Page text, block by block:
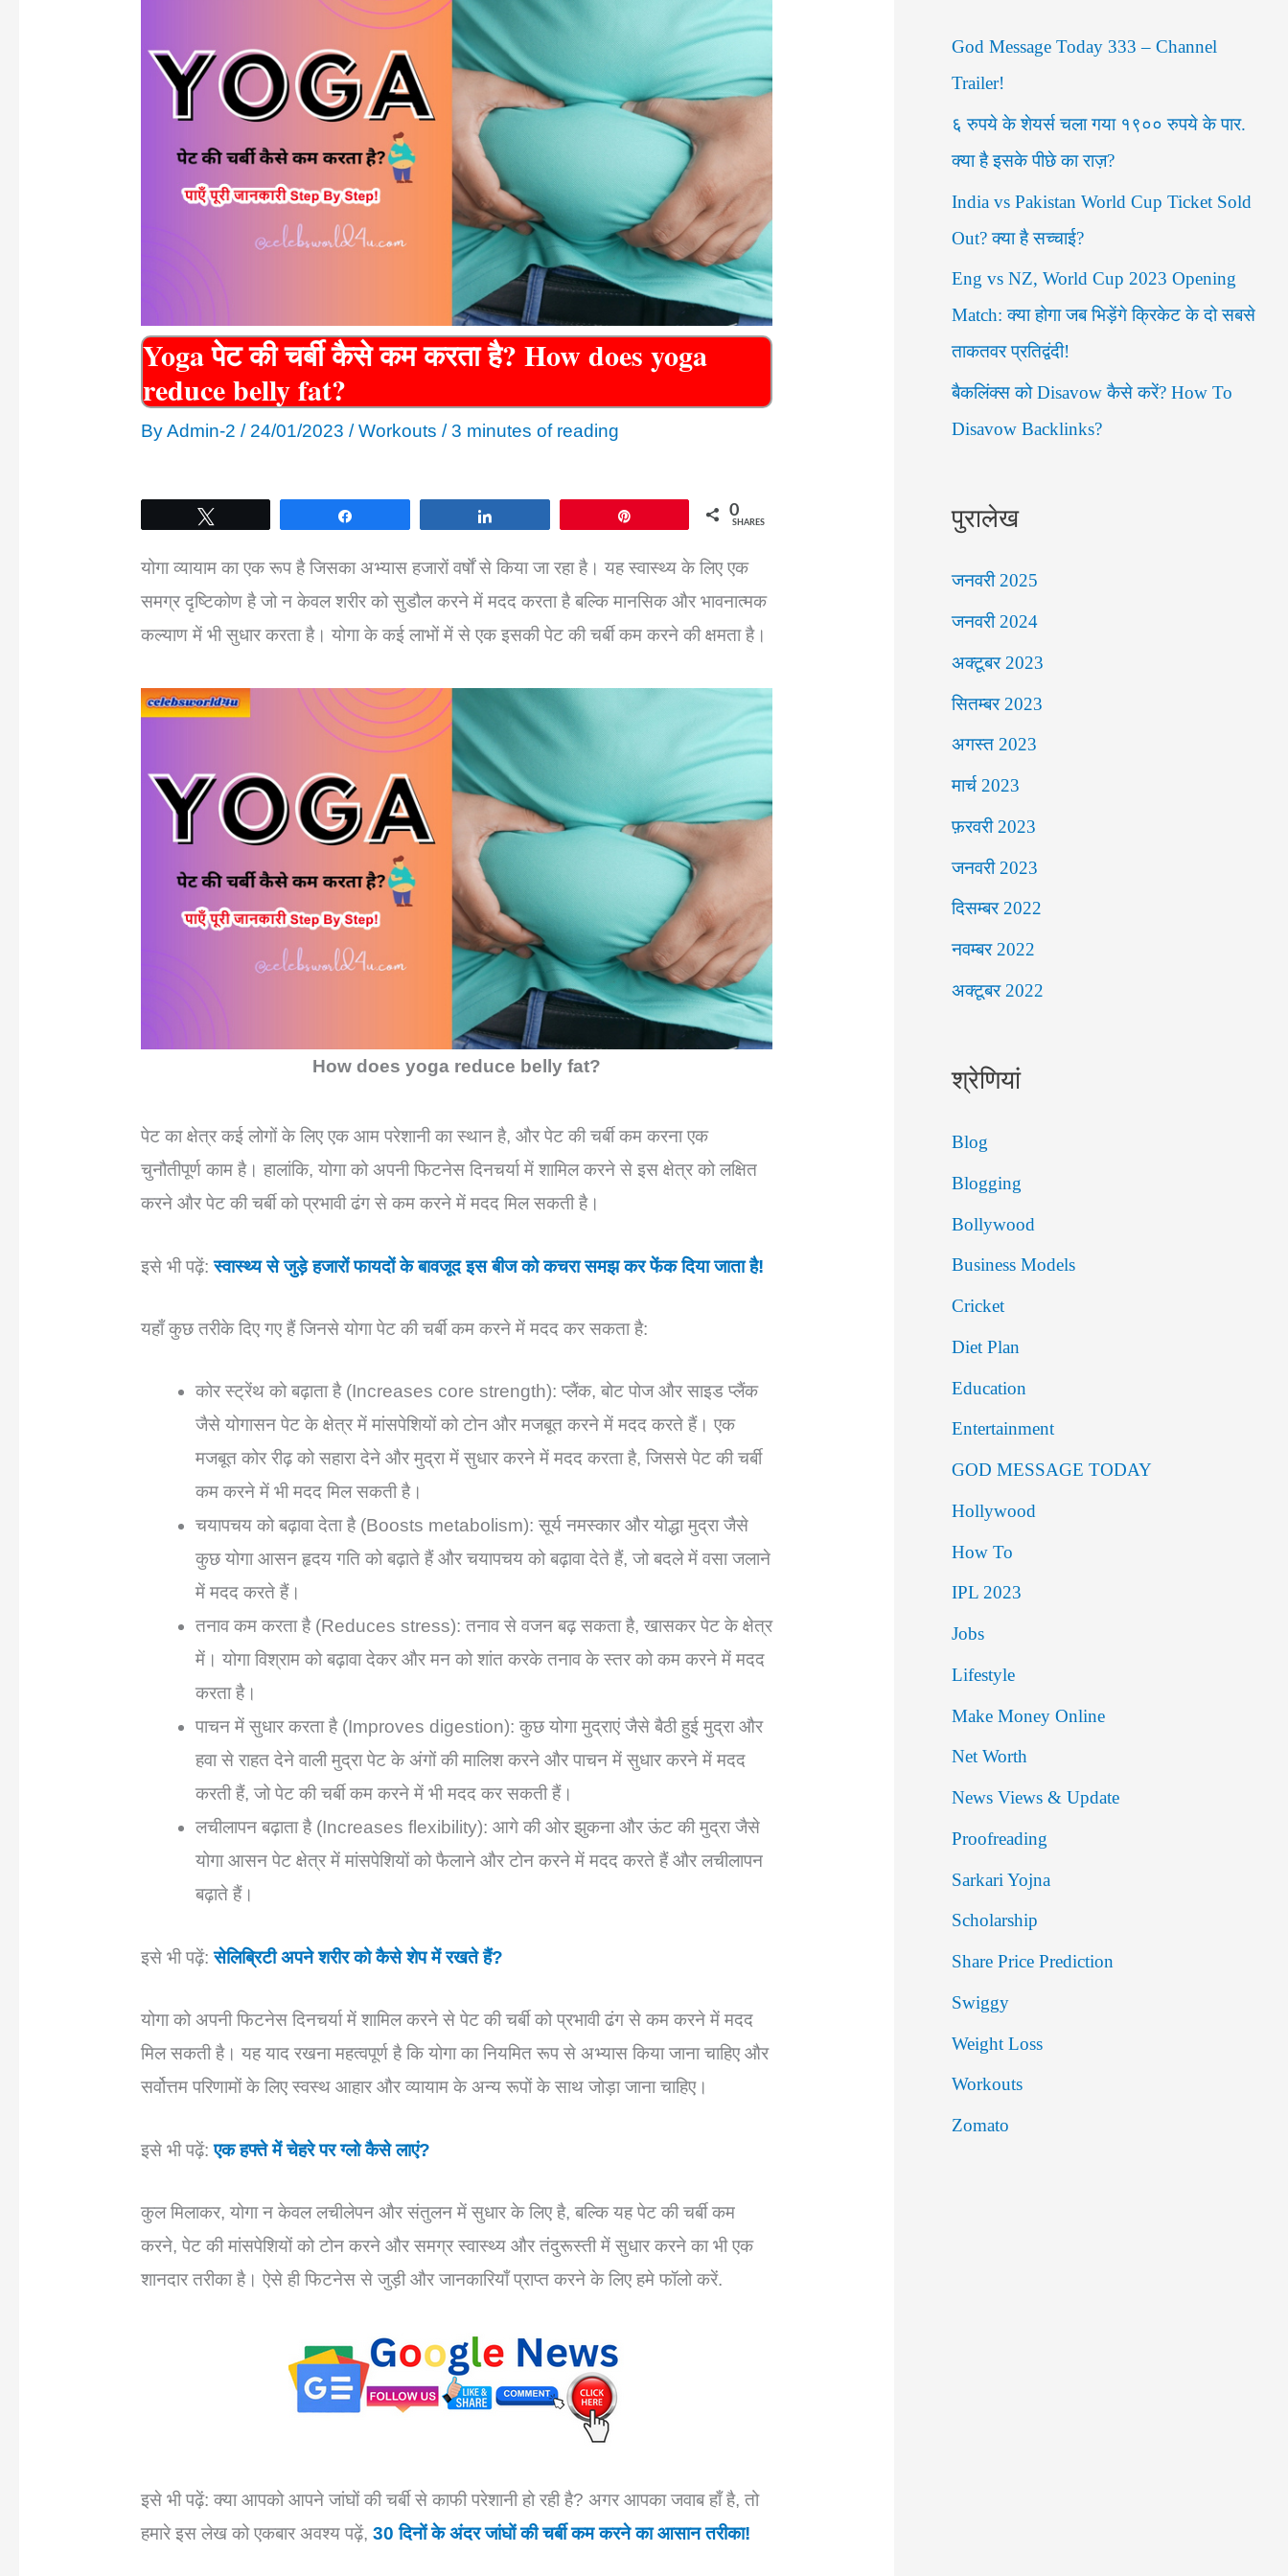
Yoga पेट की चर्बी कैसे कम करता है? How does yoga
reduce belly fat?
ByAdmin-2 / 24/01/2023 /Workouts /3 minutes of reading
0
SHARES
योगा व्यायाम का एक रूप है जिसका अभ्यास हजारों वर्षों से किया जा रहा है। यह स्वास्थ्य के लिए एक
समग्र दृष्टिकोण है जो न केवल शरीर को सुडौल करने में मदद करता है बल्कि मानसिक और भावनात्मक
कल्याण में भी सुधार करता है। योगा के कई लाभों में से एक इसकी पेट की चर्बी कम करने की क्षमता है।
How does yoga reduce belly fat?
पेट का क्षेत्र कई लोगों के लिए एक आम परेशानी का स्थान है, और पेट की चर्बी कम करना एक
चुनौतीपूर्ण काम है। हालांकि, योगा को अपनी फिटनेस दिनचर्या में शामिल करने से इस क्षेत्र को लक्षित
करने और पेट की चर्बी को प्रभावी ढंग से कम करने में मदद मिल सकती है।
इसे भी पढ़ें:स्वास्थ्य से जुड़े हजारों फायदों के बावजूद इस बीज को कचरा समझ कर फेंक दिया जाता है!
यहाँ कुछ तरीके दिए गए हैं जिनसे योगा पेट की चर्बी कम करने में मदद कर सकता है:
कोर स्ट्रेंथ को बढ़ाता है (Increases core strength): प्लैंक, बोट पोज और साइड प्लैंक
जैसे योगासन पेट के क्षेत्र में मांसपेशियों को टोन और मजबूत करने में मदद करते हैं। एक
मजबूत कोर रीढ़ को सहारा देने और मुद्रा में सुधार करने में मदद करता है, जिससे पेट की चर्बी
कम करने में भी मदद मिल सकती है।
चयापचय को बढ़ावा देता है (Boosts metabolism): सूर्य नमस्कार और योद्धा मुद्रा जैसे
कुछ योगा आसन हृदय गति को बढ़ाते हैं और चयापचय को बढ़ावा देते हैं, जो बदले में वसा जलाने
में मदद करते हैं।
तनाव कम करता है (Reduces stress): तनाव से वजन बढ़ सकता है, खासकर पेट के क्षेत्र
में। योगा विश्राम को बढ़ावा देकर और मन को शांत करके तनाव के स्तर को कम करने में मदद
करता है।
पाचन में सुधार करता है (Improves digestion): कुछ योगा मुद्राएं जैसे बैठी हुई मुद्रा और
हवा से राहत देने वाली मुद्रा पेट के अंगों की मालिश करने और पाचन में सुधार करने में मदद
करती हैं, जो पेट की चर्बी कम करने में भी मदद कर सकती हैं।
लचीलापन बढ़ाता है (Increases flexibility): आगे की ओर झुकना और ऊंट की मुद्रा जैसे
योगा आसन पेट क्षेत्र में मांसपेशियों को फैलाने और टोन करने में मदद करते हैं और लचीलापन
बढ़ाते हैं।
इसे भी पढ़ें:सेलिब्रिटी अपने शरीर को कैसे शेप में रखते हैं?
योगा को अपनी फिटनेस दिनचर्या में शामिल करने से पेट की चर्बी को प्रभावी ढंग से कम करने में मदद
मिल सकती है। यह याद रखना महत्वपूर्ण है कि योगा का नियमित रूप से अभ्यास किया जाना चाहिए और
सर्वोत्तम परिणामों के लिए स्वस्थ आहार और व्यायाम के अन्य रूपों के साथ जोड़ा जाना चाहिए।
इसे भी पढ़ें:एक हफ्ते में चेहरे पर ग्लो कैसे लाएं?
कुल मिलाकर, योगा न केवल लचीलेपन और संतुलन में सुधार के लिए है, बल्कि यह पेट की चर्बी कम
करने, पेट की मांसपेशियों को टोन करने और समग्र स्वास्थ्य और तंदुरूस्ती में सुधार करने का भी एक
शानदार तरीका है। ऐसे ही फिटनेस से जुड़ी और जानकारियाँ प्राप्त करने के लिए हमे फॉलो करें.
इसे भी पढ़ें: क्या आपको आपने जांघों की चर्बी से काफी परेशानी हो रही है? अगर आपका जवाब हाँ है, तो
हमारे इस लेख को एकबार अवश्य पढ़ें, 30 दिनों के अंदर जांघों की चर्बी कम करने का आसान तरीका!
:
God Message Today 333 – Channel
Trailer!
६ रुपये के शेयर्स चला गया १९०० रुपये के पार.
क्या है इसके पीछे का राज़?
India vs Pakistan World Cup Ticket Sold
Out? क्या है सच्चाई?
Eng vs NZ, World Cup 2023 Opening
Match: क्या होगा जब भिड़ेंगे क्रिकेट के दो सबसे
ताकतवर प्रतिद्वंदी!
बैकलिंक्स को Disavow कैसे करें? How To
Disavow Backlinks?
पुरालेख
जनवरी 2025
जनवरी 2024
अक्टूबर 2023
सितम्बर 2023
अगस्त 2023
मार्च 2023
फ़रवरी 2023
जनवरी 2023
दिसम्बर 2022
नवम्बर 2022
अक्टूबर 2022
श्रेणियां
Blog
Blogging
Bollywood
Business Models
Cricket
Diet Plan
Education
Entertainment
GOD MESSAGE TODAY
Hollywood
How To
IPL 2023
Jobs
Lifestyle
Make Money Online
Net Worth
News Views & Update
Proofreading
Sarkari Yojna
Scholarship
Share Price Prediction
Swiggy
Weight Loss
Workouts
Zomato